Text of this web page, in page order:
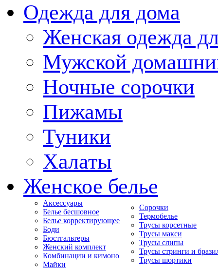
Одежда для дома
Женская одежда
Мужской
Ночные сорочки
Пижамы
Туники
Халаты
Женское белье
Аксессуары
Белье бесшовное
Белье корректирующее
Боди
Бюстгальтеры
Женский комплект
Комбинации и кимоно
Майки
Сорочки
Термобелье
Трусы корсетные
Трусы макси
Трусы слипы
Трусы стринги и
Трусы шортики